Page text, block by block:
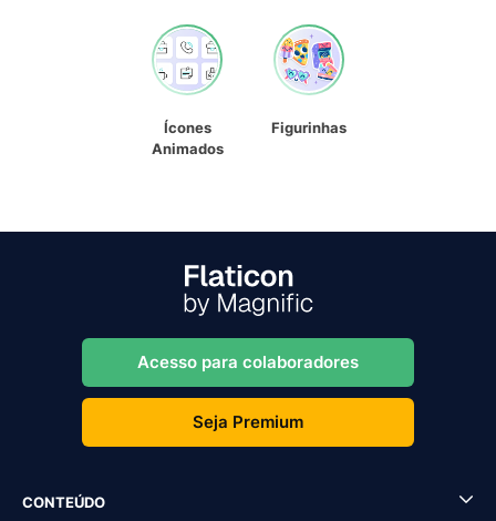
Ícones
Animados
Figurinhas
Acesso para colaboradores
Seja Premium
CONTEÚDO